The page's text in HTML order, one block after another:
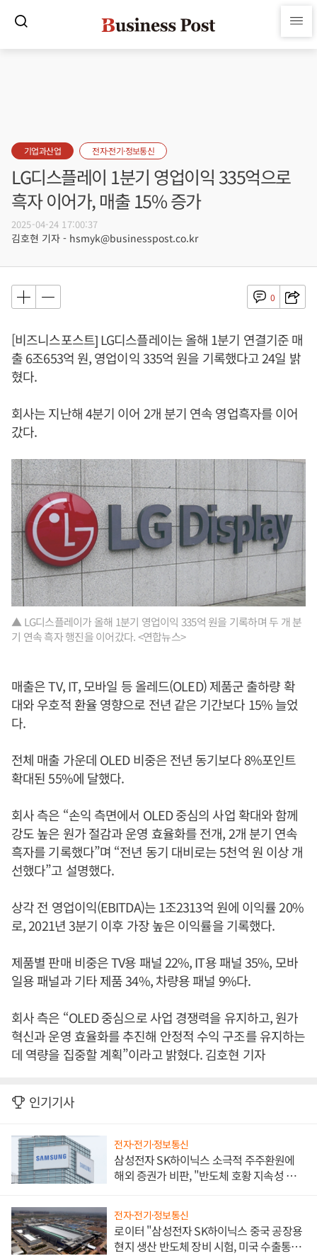
기업과산업 전자·전기·정보통신
LG디스플레이 1분기 영업이익 335억으로
흑자 이어가, 매출 15% 증가
2025-04-24 17:00:37
김호현 기자 - hsmyk@businesspost.co.kr
0
[비즈니스포스트] LG디스플레이는 올해 1분기 연결기준 매
출 6조653억 원, 영업이익 335억 원을 기록했다고 24일 밝
혔다.
회사는 지난해 4분기 이어 2개 분기 연속 영업흑자를 이어
갔다.
▲ LG디스플레이가 올해 1분기 영업이익 335억 원을 기록하며 두 개 분
기 연속 흑자 행진을 이어갔다. <연합뉴스>
매출은 TV, IT, 모바일 등 올레드(OLED) 제품군 출하량 확
대와 우호적 환율 영향으로 전년 같은 기간보다 15% 늘었
다.
전체 매출 가운데 OLED 비중은 전년 동기보다 8%포인트
확대된 55%에 달했다.
회사 측은 “손익 측면에서 OLED 중심의 사업 확대와 함께
강도 높은 원가 절감과 운영 효율화를 전개, 2개 분기 연속
흑자를 기록했다”며 “전년 동기 대비로는 5천억 원 이상 개
선했다”고 설명했다.
상각 전 영업이익(EBITDA)는 1조2313억 원에 이익률 20%
로, 2021년 3분기 이후 가장 높은 이익률을 기록했다.
제품별 판매 비중은 TV용 패널 22%, IT용 패널 35%, 모바
일용 패널과 기타 제품 34%, 차량용 패널 9%다.
회사 측은 “OLED 중심으로 사업 경쟁력을 유지하고, 원가
혁신과 운영 효율화를 추진해 안정적 수익 구조를 유지하는
데 역량을 집중할 계획”이라고 밝혔다. 김호현 기자
인기기사
전자·전기·정보통신
삼성전자 SK하이닉스 소극적 주주환원에
해외 증권가 비판, "반도체 호황 지속성 의
전자·전기·정보통신
로이터 "삼성전자 SK하이닉스 중국 공장용
현지 생산 반도체 장비 시험, 미국 수출통제